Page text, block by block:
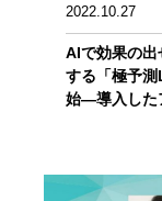
2022.10.27
AIで効果の出
する「極予
始―導入した